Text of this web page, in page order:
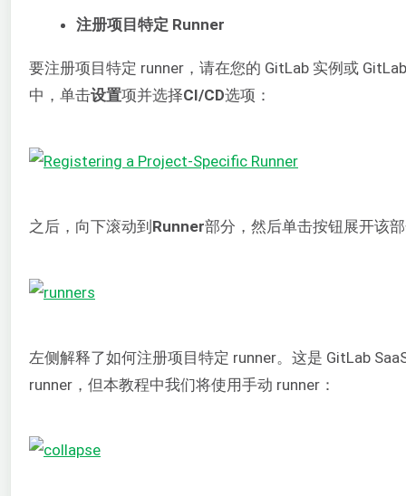
注册项目特定 Runner
要注册项目特定 runner，请在您的 GitLab 实例或
中，单击设置项并选择CI/CD选项：
之后，向下滚动到 Runner部分，然后单击按钮展开该
左侧解释了如何注册项目特定 runner。这是 GitLab
runner，但本教程中我们将使用手动 runner：